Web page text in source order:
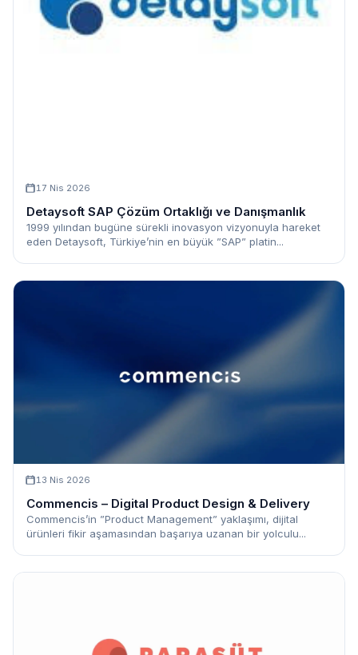
17 Nis 2026
Detaysoft SAP Çözüm Ortaklığı ve Danışmanlık
1999 yılından bugüne sürekli inovasyon vizyonuyla hareket
eden Detaysoft, Türkiye’nin en büyük ”SAP” platin...
13 Nis 2026
Commencis – Digital Product Design & Delivery
Commencis’in ”Product Management” yaklaşımı, dijital
ürünleri fikir aşamasından başarıya uzanan bir yolculu...